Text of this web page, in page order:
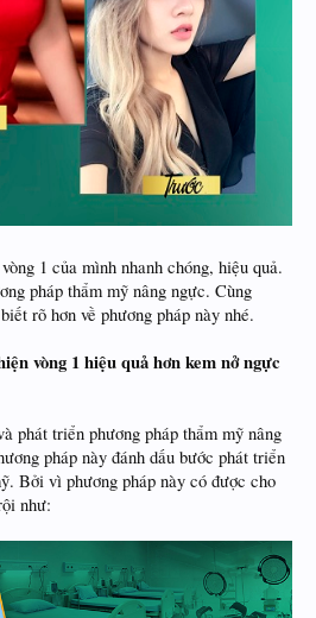
1 của mình nhanh chóng, hiệu quả.
pháp thẩm mỹ nâng ngực. Cùng
rõ hơn về phương pháp này nhé.
vòng 1 hiệu quả hơn kem nở ngực
phát triển phương pháp thẩm mỹ nâng
pháp này đánh dấu bước phát triển
Bởi vì phương pháp này có được cho
như: